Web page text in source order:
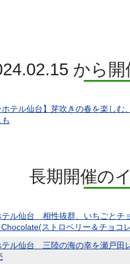
から
ホテル仙台】芽吹きの春を楽し
長期開催の
テル仙台 相性抜群、いちごとチ
Chocolate(ストロベリー＆チョ
テル仙台 三陸の海の幸を瀬戸田